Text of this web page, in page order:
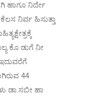
ಹಾಗೂ ನಿರ್ದೇ
ನಿರ್ವ ಹಿಸುತ್ತಾ
ಕೊ ಡುಗೆ ನೀ
ಇದುವರೆಗೆ
44
ಡಾ.ಸಬೀ ಹಾ